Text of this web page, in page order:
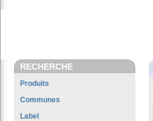
RECHERCHE
Produits
Communes
Label